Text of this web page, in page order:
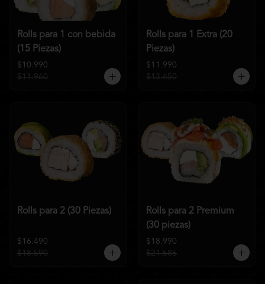
Rolls para 1 con bebida
(15 Piezas)
$10.990
$11.960
Rolls para 1 Extra (20
Piezas)
$11.990
$13.650
Rolls para 2 (30 Piezas)
$16.490
$18.590
Rolls para 2 Premium
(30 piezas)
$18.990
$21.586